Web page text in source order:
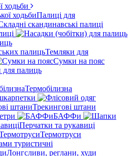
ходьби
Палиці для
Темляки для
Сумки на пояс
для палиць
Термобілизна
Трекингові штани
БАФФи
Перчатки та рукавиці
Термотруси
туристичні
Лонгсливи, реглани, худи